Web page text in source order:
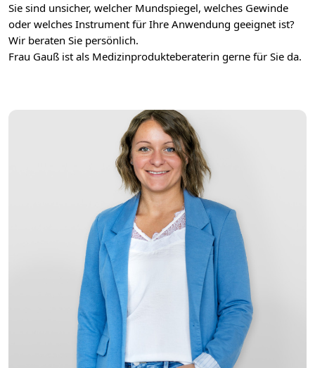
Sie sind unsicher, welcher Mundspiegel, welches Gewinde
oder welches Instrument für Ihre Anwendung geeignet ist?
Wir beraten Sie persönlich.
Frau Gauß ist als Medizinprodukteberaterin gerne für Sie da.